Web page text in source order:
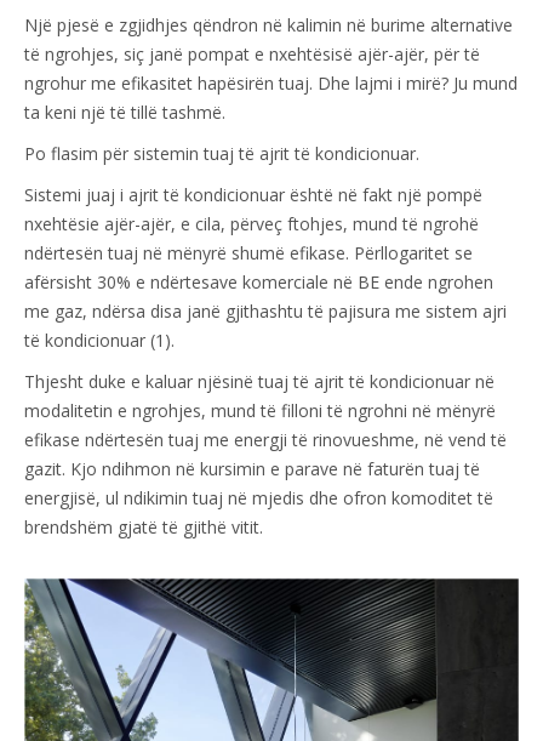
Një pjesë e zgjidhjes qëndron në kalimin në burime alternative
të ngrohjes, siç janë pompat e nxehtësisë ajër-ajër, për të
ngrohur me efikasitet hapësirën tuaj. Dhe lajmi i mirë? Ju mund
ta keni një të tillë tashmë.
Po flasim për sistemin tuaj të ajrit të kondicionuar.
Sistemi juaj i ajrit të kondicionuar është në fakt një pompë
nxehtësie ajër-ajër, e cila, përveç ftohjes, mund të ngrohë
ndërtesën tuaj në mënyrë shumë efikase. Përllogaritet se
afërsisht 30% e ndërtesave komerciale në BE ende ngrohen
me gaz, ndërsa disa janë gjithashtu të pajisura me sistem ajri
të kondicionuar (1).
Thjesht duke e kaluar njësinë tuaj të ajrit të kondicionuar në
modalitetin e ngrohjes, mund të filloni të ngrohni në mënyrë
efikase ndërtesën tuaj me energji të rinovueshme, në vend të
gazit. Kjo ndihmon në kursimin e parave në faturën tuaj të
energjisë, ul ndikimin tuaj në mjedis dhe ofron komoditet të
brendshëm gjatë të gjithë vitit.